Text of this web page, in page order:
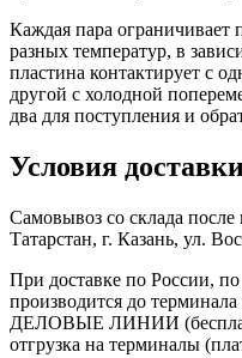
Каждая пара ограничивает
разных температур, в
пластина контактирует с
другой с холодной
два для поступления и
Условия
Самовывоз со склада после
Татарстан, г. Казань, ул.
При доставке по России,
производится до
ДЕЛОВЫЕ ЛИНИИ
отгрузка на терминалы